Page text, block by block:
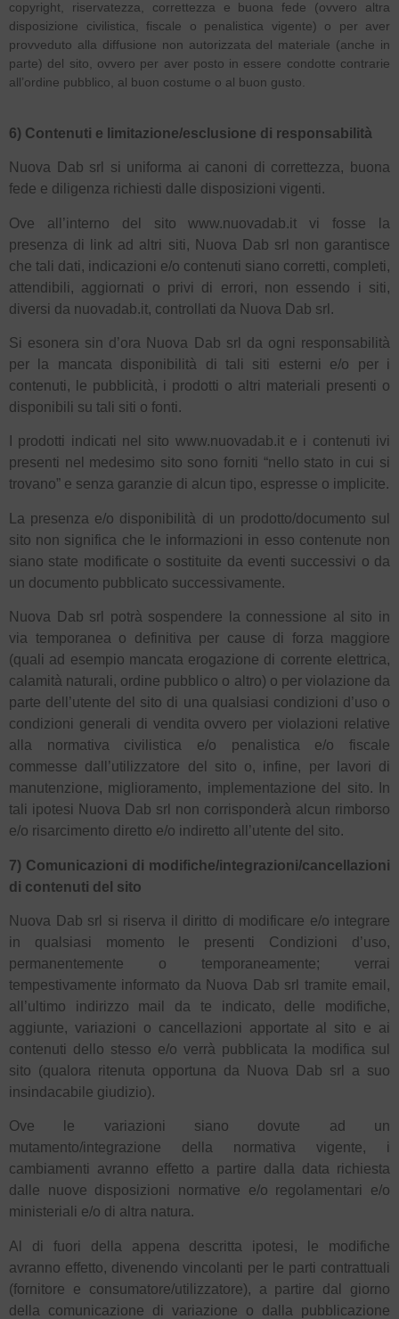
copyright, riservatezza, correttezza e buona fede (ovvero altra
disposizione civilistica, fiscale o penalistica vigente) o per aver
provveduto alla diffusione non autorizzata del materiale (anche in
parte) del sito, ovvero per aver posto in essere condotte contrarie
all’ordine pubblico, al buon costume o al buon gusto.
6) Contenuti e limitazione/esclusione di responsabilità
Nuova Dab srl si uniforma ai canoni di correttezza, buona
fede e diligenza richiesti dalle disposizioni vigenti.
Ove all’interno del sito www.nuovadab.it vi fosse la
presenza di link ad altri siti, Nuova Dab srl non garantisce
che tali dati, indicazioni e/o contenuti siano corretti, completi,
attendibili, aggiornati o privi di errori, non essendo i siti,
diversi da nuovadab.it, controllati da Nuova Dab srl.
Si esonera sin d’ora Nuova Dab srl da ogni responsabilità
per la mancata disponibilità di tali siti esterni e/o per i
contenuti, le pubblicità, i prodotti o altri materiali presenti o
disponibili su tali siti o fonti.
I prodotti indicati nel sito www.nuovadab.it e i contenuti ivi
presenti nel medesimo sito sono forniti “nello stato in cui si
trovano” e senza garanzie di alcun tipo, espresse o implicite.
La presenza e/o disponibilità di un prodotto/documento sul
sito non significa che le informazioni in esso contenute non
siano state modificate o sostituite da eventi successivi o da
un documento pubblicato successivamente.
Nuova Dab srl potrà sospendere la connessione al sito in
via temporanea o definitiva per cause di forza maggiore
(quali ad esempio mancata erogazione di corrente elettrica,
calamità naturali, ordine pubblico o altro) o per violazione da
parte dell’utente del sito di una qualsiasi condizioni d’uso o
condizioni generali di vendita ovvero per violazioni relative
alla normativa civilistica e/o penalistica e/o fiscale
commesse dall’utilizzatore del sito o, infine, per lavori di
manutenzione, miglioramento, implementazione del sito. In
tali ipotesi Nuova Dab srl non corrisponderà alcun rimborso
e/o risarcimento diretto e/o indiretto all’utente del sito.
7) Comunicazioni di modifiche/integrazioni/cancellazioni
di contenuti del sito
Nuova Dab srl si riserva il diritto di modificare e/o integrare
in qualsiasi momento le presenti Condizioni d’uso,
permanentemente o temporaneamente; verrai
tempestivamente informato da Nuova Dab srl tramite email,
all’ultimo indirizzo mail da te indicato, delle modifiche,
aggiunte, variazioni o cancellazioni apportate al sito e ai
contenuti dello stesso e/o verrà pubblicata la modifica sul
sito (qualora ritenuta opportuna da Nuova Dab srl a suo
insindacabile giudizio).
Ove le variazioni siano dovute ad un
mutamento/integrazione della normativa vigente, i
cambiamenti avranno effetto a partire dalla data richiesta
dalle nuove disposizioni normative e/o regolamentari e/o
ministeriali e/o di altra natura.
Al di fuori della appena descritta ipotesi, le modifiche
avranno effetto, divenendo vincolanti per le parti contrattuali
(fornitore e consumatore/utilizzatore), a partire dal giorno
della comunicazione di variazione o dalla pubblicazione